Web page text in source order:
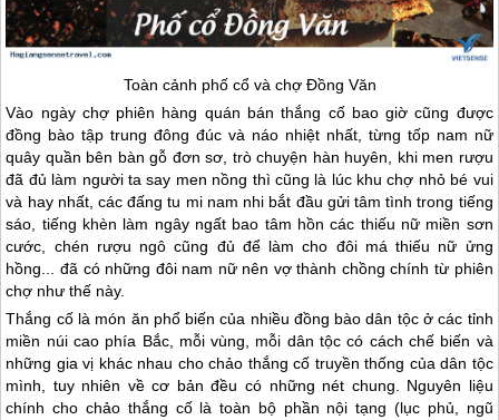
Toàn cảnh phố cổ và chợ Đồng Văn
Vào ngày chợ phiên hàng quán bán thắng cố bao giờ cũng được
đồng bào tập trung đông đúc và náo nhiệt nhất, từng tốp nam nữ
quây quần bên bàn gỗ đơn sơ, trò chuyện hàn huyên, khi men rượu
đã đủ làm người ta say men nồng thì cũng là lúc khu chợ nhỏ bé vui
và hay nhất, các đấng tu mi nam nhi bắt đầu gửi tâm tình trong tiếng
sáo, tiếng khèn làm ngây ngất bao tâm hồn các thiếu nữ miền sơn
cước, chén rượu ngô cũng đủ để làm cho đôi má thiếu nữ ửng
hồng... đã có những đôi nam nữ nên vợ thành chồng chính từ phiên
chợ như thế này.
Thắng cố là món ăn phổ biến của nhiều đồng bào dân tộc ở các tỉnh
miền núi cao phía Bắc, mỗi vùng, mỗi dân tộc có cách chế biến và
những gia vị khác nhau cho chảo thắng cố truyền thống của dân tộc
mình, tuy nhiên về cơ bản đều có những nét chung. Nguyên liệu
chính cho chảo thắng cố là toàn bộ phần nội tạng (lục phủ, ngũ